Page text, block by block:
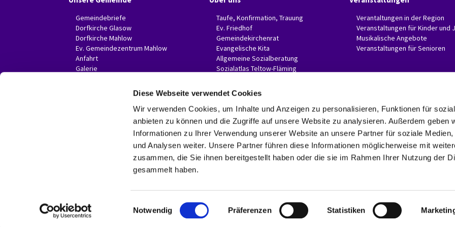
Diese Webseite verwendet Cookies
Wir verwenden Cookies, um Inhalte und Anzeigen zu personalisieren, Funktionen für
anbieten zu können und die Zugriffe auf unsere Website zu analysieren. Außerdem geben
Informationen zu Ihrer Verwendung unserer Website an unsere Partner für soziale Medien,
und Analysen weiter. Unsere Partner führen diese Informationen möglicherweise mit
zusammen, die Sie ihnen bereitgestellt haben oder die sie im Rahmen Ihrer Nutzung der
gesammelt haben.
i
Notwendig Präferenzen Statistiken
Gemeindebriefe
Dorfkirche Glasow
Dorfkirche Mahlow
Ev. Gemeindezentrum Mahlow
Anfahrt
Galerie
Taufe, Konfirmation, Trauung
Ev. Friedhof
Gemeindekirchenrat
Evangelische Kita
Allgemeine Sozialberatung
Sozialatlas Teltow-Fläming
Verantaltungen in der Region
Veranstaltungen für Kinder und
Musikalische Angebote
Veranstaltungen für Senioren
Evangelische Invitaskirchengemeinde Glasow-Mahlow
Rathenaustr. 45
15831 Blankenfelde-Mahlow
Telefon: 03379 374407 Fax: 03379 374470
invitaskg-glasow-mahlow@kkzf.de